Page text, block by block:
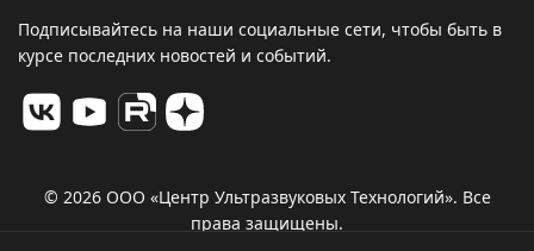
Подписывайтесь на наши социальные сети, чтобы быть в
курсе последних новостей и событий.
© 2026 ООО «Центр Ультразвуковых Технологий». Все
права защищены.